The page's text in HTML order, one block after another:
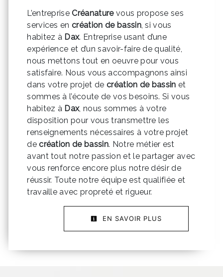
L’entrepriseCréanaturevous propose ses
services encréation de bassin, si vous
habitez à Dax. Entreprise usant d’une
expérience et d’un savoir-faire de qualité,
nous mettons tout en oeuvre pour vous
satisfaire. Nous vous accompagnons ainsi
dans votre projet de création de bassin et
sommes à l’écoute de vos besoins. Si vous
habitez à Dax, nous sommes à votre
disposition pour vous transmettre les
renseignements nécessaires à votre projet
decréation de bassin. Notre métier est
avant tout notre passion et le partager avec
vous renforce encore plus notre désir de
réussir. Toute notre équipe est qualifiée et
travaille avec propreté et rigueur.
EN SAVOIR PLUS